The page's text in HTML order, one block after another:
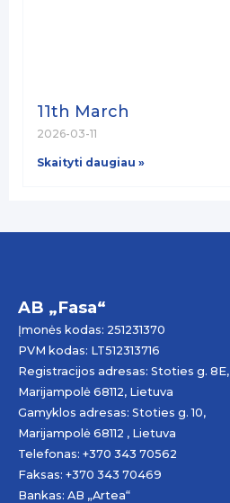
11th March
2026-03-11
Skaityti daugiau »
AB „Fasa“
Įmonės kodas: 251231370
PVM kodas: LT512313716
Registracijos adresas: Stoties g. 8E,
Marijampolė 68112, Lietuva
Gamyklos adresas: Stoties g. 10,
Marijampolė 68112 , Lietuva
Telefonas: +370 343 70562
Faksas: +370 343 70469
Bankas: AB „Artea“